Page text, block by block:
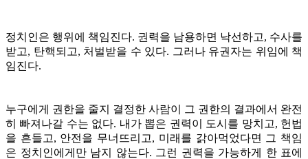
정치인은 행위에 책임진다. 권력을 남용하면 낙선하고, 수사를
받고, 탄핵되고, 처벌받을 수 있다. 그러나 유권자는 위임에 책
임진다.
누구에게 권한을 줄지 결정한 사람이 그 권한의 결과에서 완전
히 빠져나갈 수는 없다. 내가 뽑은 권력이 도시를 망치고, 헌법
을 흔들고, 안전을 무너뜨리고, 미래를 갉아먹었다면 그 책임
은 정치인에게만 남지 않는다. 그런 권력을 가능하게 한 표에